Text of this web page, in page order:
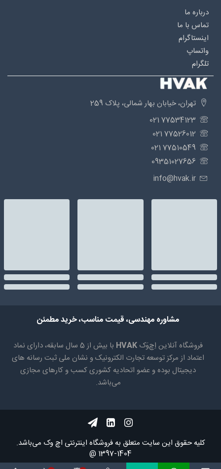
درباره‌ ما
تماس با ما
اینستاگرام
واتساپ
تلگرام
تهران، خیابان بهار شمالی، پلاک 259
77534123 021
77526012 021
77510549 021
09351027656
info@hvak.ir
مشاوره مهندسی، قیمت مناسب، خرید مطمئن
فروشگاه آنلاین اِچ‌وَک HVAK
با بیش از 5 سال سابقه، دارای نماد
اعتماد از مرکز توسعه تجارت الکترونیک و نشان ملی ثبت رسانه های
دیجیتال بوده و عضو اتحادیه کشوری کسب و کارهای مجازی
می‌باشد.
کلیه حقوق اين سايت متعلق به فروشگاه اینترنتی اچ وک می‌باشد.
1404-1397 @